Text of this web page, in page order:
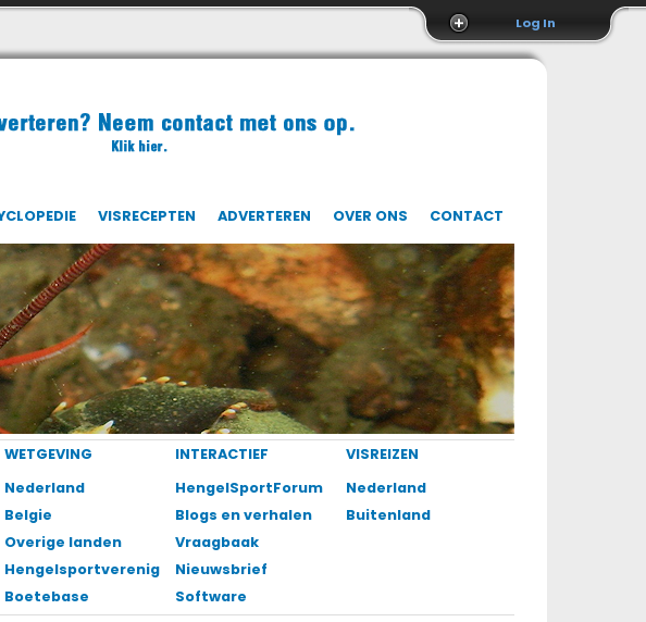
Log In
VISRECEPTEN ADVERTEREN OVER ONS CONTACT
WETGEVING
Nederland
Belgie
Overige landen
Hengelsportverenigingen
Boetebase
INTERACTIEF
HengelSportForum
Blogs en verhalen
Vraagbaak
Nieuwsbrief
Software
VISREIZEN
Nederland
Buitenland